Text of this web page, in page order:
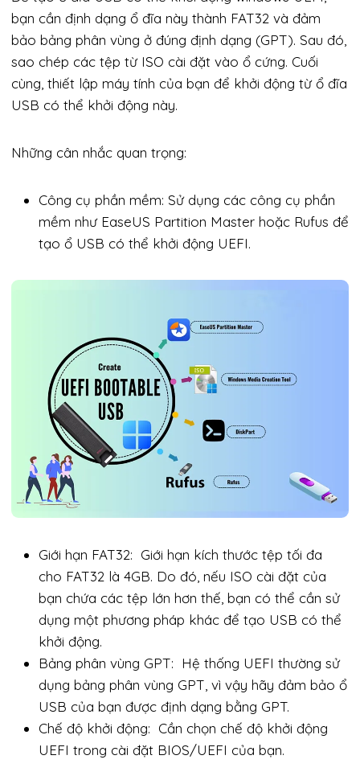
bạn cần định dạng ổ đĩa này thành FAT32 và đảm
bảo bảng phân vùng ở đúng định dạng (GPT). Sau đó,
sao chép các tệp từ ISO cài đặt vào ổ cứng. Cuối
cùng, thiết lập máy tính của bạn để khởi động từ ổ đĩa
USB có thể khởi động này.
Những cân nhắc quan trọng:
Công cụ phần mềm: Sử dụng các công cụ phần
mềm như EaseUS Partition Master hoặc Rufus để
tạo ổ USB có thể khởi động UEFI.
Giới hạn FAT32: Giới hạn kích thước tệp tối đa
cho FAT32 là 4GB. Do đó, nếu ISO cài đặt của
bạn chứa các tệp lớn hơn thế, bạn có thể cần sử
dụng một phương pháp khác để tạo USB có thể
khởi động.
Bảng phân vùng GPT: Hệ thống UEFI thường sử
dụng bảng phân vùng GPT, vì vậy hãy đảm bảo ổ
USB của bạn được định dạng bằng GPT.
Chế độ khởi động: Cần chọn chế độ khởi động
UEFI trong cài đặt BIOS/UEFI của bạn.